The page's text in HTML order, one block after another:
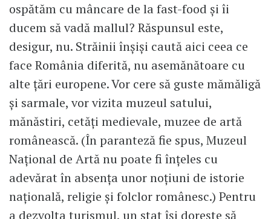
ospătăm cu mâncare de la fast-food și îi
ducem să vadă mallul? Răspunsul este,
desigur, nu. Străinii înșiși caută aici ceea ce
face România diferită, nu asemănătoare cu
alte țări europene. Vor cere să guste mămăligă
și sarmale, vor vizita muzeul satului,
mănăstiri, cetăți medievale, muzee de artă
românească. (În paranteză fie spus, Muzeul
Național de Artă nu poate fi înțeles cu
adevărat în absența unor noțiuni de istorie
națională, religie și folclor românesc.) Pentru
a dezvolta turismul, un stat își dorește să